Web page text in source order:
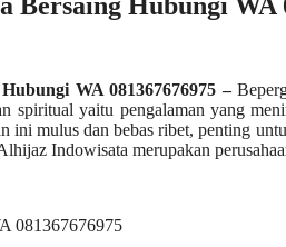
WA 081367676975 –
yaitu pengalaman yang
ini mulus dan bebas ribet, penting
Indowisata merupakan